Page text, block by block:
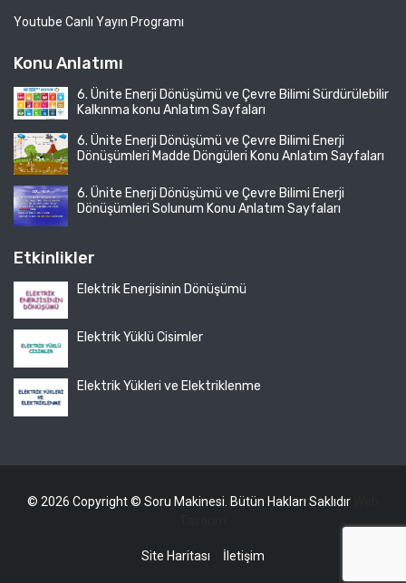
Youtube Canlı Yayın Programı
Konu Anlatımı
6. Ünite Enerji Dönüşümü ve Çevre Bilimi Sürdürülebilir
Kalkınma konu Anlatım Sayfaları
6. Ünite Enerji Dönüşümü ve Çevre Bilimi Enerji
Dönüşümleri Madde Döngüleri Konu Anlatım Sayfaları
6. Ünite Enerji Dönüşümü ve Çevre Bilimi Enerji
Dönüşümleri Solunum Konu Anlatım Sayfaları
Etkinlikler
Elektrik Enerjisinin Dönüşümü
Elektrik Yüklü Cisimler
Elektrik Yükleri ve Elektriklenme
© 2026 Copyright © Soru Makinesi. Bütün Hakları Saklıdır
Site Haritası İletişim